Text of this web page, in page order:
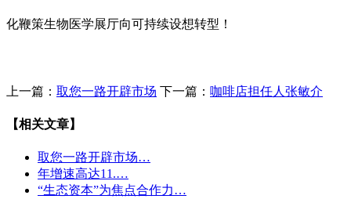
化鞭策生物医学展厅向可持续设想转型！
上一篇： 取您一路开辟市场 下一篇： 咖啡店担任人张敏介
【相关文章】
取您一路开辟市场…
年增速高达11.…
“生态资本”为焦点合作力…